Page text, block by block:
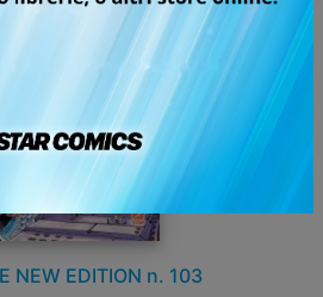
NEW EDITION n. 103